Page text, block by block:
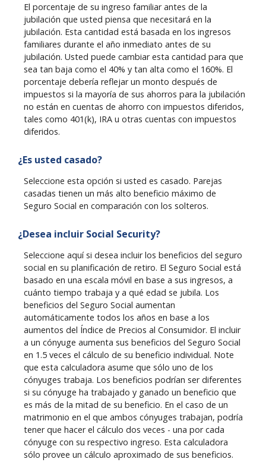
El porcentaje de su ingreso familiar antes de la
jubilación que usted piensa que necesitará en la
jubilación. Esta cantidad está basada en los ingresos
familiares durante el año inmediato antes de su
jubilación. Usted puede cambiar esta cantidad para que
sea tan baja como el 40% y tan alta como el 160%. El
porcentaje debería reflejar un monto después de
impuestos si la mayoría de sus ahorros para la jubilación
no están en cuentas de ahorro con impuestos diferidos,
tales como 401(k), IRA u otras cuentas con impuestos
diferidos.
¿Es usted casado?
Seleccione esta opción si usted es casado. Parejas
casadas tienen un más alto beneficio máximo de
Seguro Social en comparación con los solteros.
¿Desea incluir Social Security?
Seleccione aquí si desea incluir los beneficios del seguro
social en su planificación de retiro. El Seguro Social está
basado en una escala móvil en base a sus ingresos, a
cuánto tiempo trabaja y a qué edad se jubila. Los
beneficios del Seguro Social aumentan
automáticamente todos los años en base a los
aumentos del Índice de Precios al Consumidor. El incluir
a un cónyuge aumenta sus beneficios del Seguro Social
en 1.5 veces el cálculo de su beneficio individual. Note
que esta calculadora asume que sólo uno de los
cónyuges trabaja. Los beneficios podrían ser diferentes
si su cónyuge ha trabajado y ganado un beneficio que
es más de la mitad de su beneficio. En el caso de un
matrimonio en el que ambos cónyuges trabajan, podría
tener que hacer el cálculo dos veces - una por cada
cónyuge con su respectivo ingreso. Esta calculadora
sólo provee un cálculo aproximado de sus beneficios.